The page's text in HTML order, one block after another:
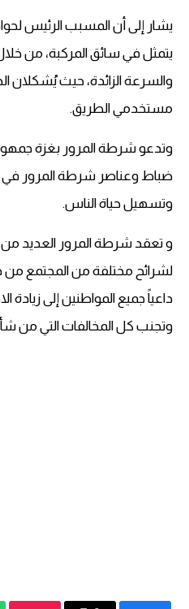
يشار إلى أن المسبب الرئيس
يتمثل في سائق المركبة، من
والسرعة الزائدة، حيث يُشكلان
مستخدمي الطريق.
وتدعو شرطة المرور بغزة
ضباط وعناصر شرطة المرور في
وتسهيل حياة الناس.
و تعقد شرطة المرور العديد من
لشرائح مختلفة من المجتمع من
داعياً جميع المواطنين إلى زيادة
وتجنب كل المخالفات التي من